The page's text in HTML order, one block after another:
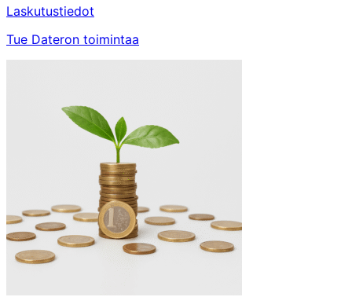
Laskutustiedot
Tue Dateron toimintaa